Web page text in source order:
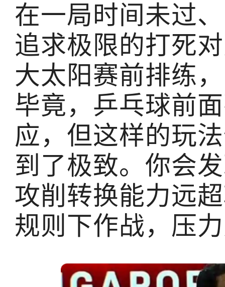
在一局时间未过
追求极限的打死
大太阳赛前排练
毕竟，乒乓球前
应，但这样的玩
到了极致。你会
攻削转换能力远
规则下作战，压